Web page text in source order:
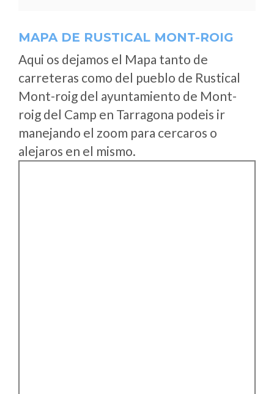
MAPA DE RUSTICAL MONT-ROIG
Aqui os dejamos el Mapa tanto de
carreteras como del pueblo de Rustical
Mont-roig del ayuntamiento de Mont-
roig del Camp en Tarragona podeis ir
manejando el zoom para cercaros o
alejaros en el mismo.